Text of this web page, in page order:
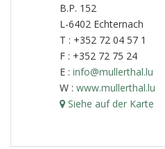
B.P. 152
L-6402 Echternach
T : +352 72 04 57 1
F : +352 72 75 24
E : info@mullerthal.lu
W : www.mullerthal.lu
Siehe auf der Karte